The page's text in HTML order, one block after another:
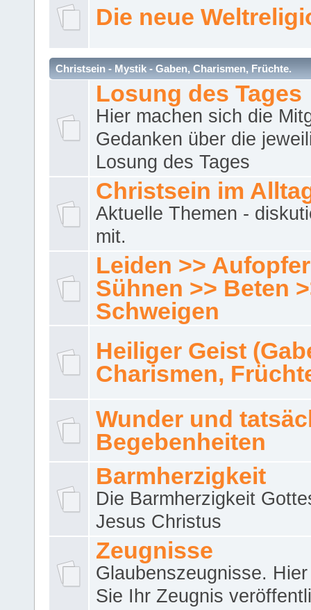
Die neue
Christsein - Mystik - Gaben, Charismen, Früchte.
Losung des Tages
Hier machen sich die
Gedanken über die
Losung des Tages
Christsein im
Aktuelle Themen -
mit.
Leiden >>
Sühnen >> Beten
Schweigen
Heiliger Geist
Charismen,
Wunder und
Begebenheiten
Barmherzigkeit
Die Barmherzigkeit
Jesus Christus
Zeugnisse
Glaubenszeugnisse.
Sie Ihr Zeugnis